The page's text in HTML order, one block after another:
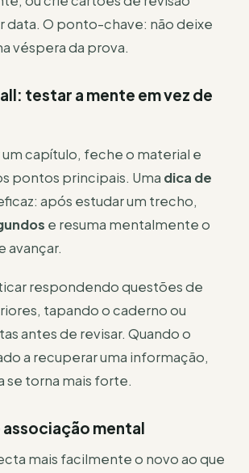
data. O ponto-chave: não deixe
véspera da prova.
testar a mente em vez de
um capítulo, feche o material e
pontos principais. Uma dica de
após estudar um trecho,
e resuma mentalmente o
avançar.
respondendo questões de
tapando o caderno ou
antes de revisar. Quando o
a recuperar uma informação,
se torna mais forte.
associação mental
mais facilmente o novo ao que